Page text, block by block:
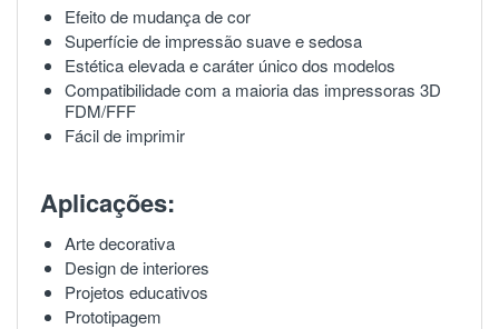
Efeito de mudança de cor
Superfície de impressão suave e sedosa
Estética elevada e caráter único dos modelos
Compatibilidade com a maioria das impressoras 3D
FDM/FFF
Fácil de imprimir
Aplicações:
Arte decorativa
Design de interiores
Projetos educativos
Prototipagem